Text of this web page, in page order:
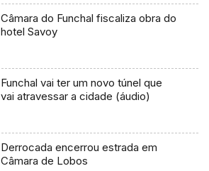
Câmara do Funchal fiscaliza obra do
hotel Savoy
Funchal vai ter um novo túnel que
vai atravessar a cidade (áudio)
Derrocada encerrou estrada em
Câmara de Lobos